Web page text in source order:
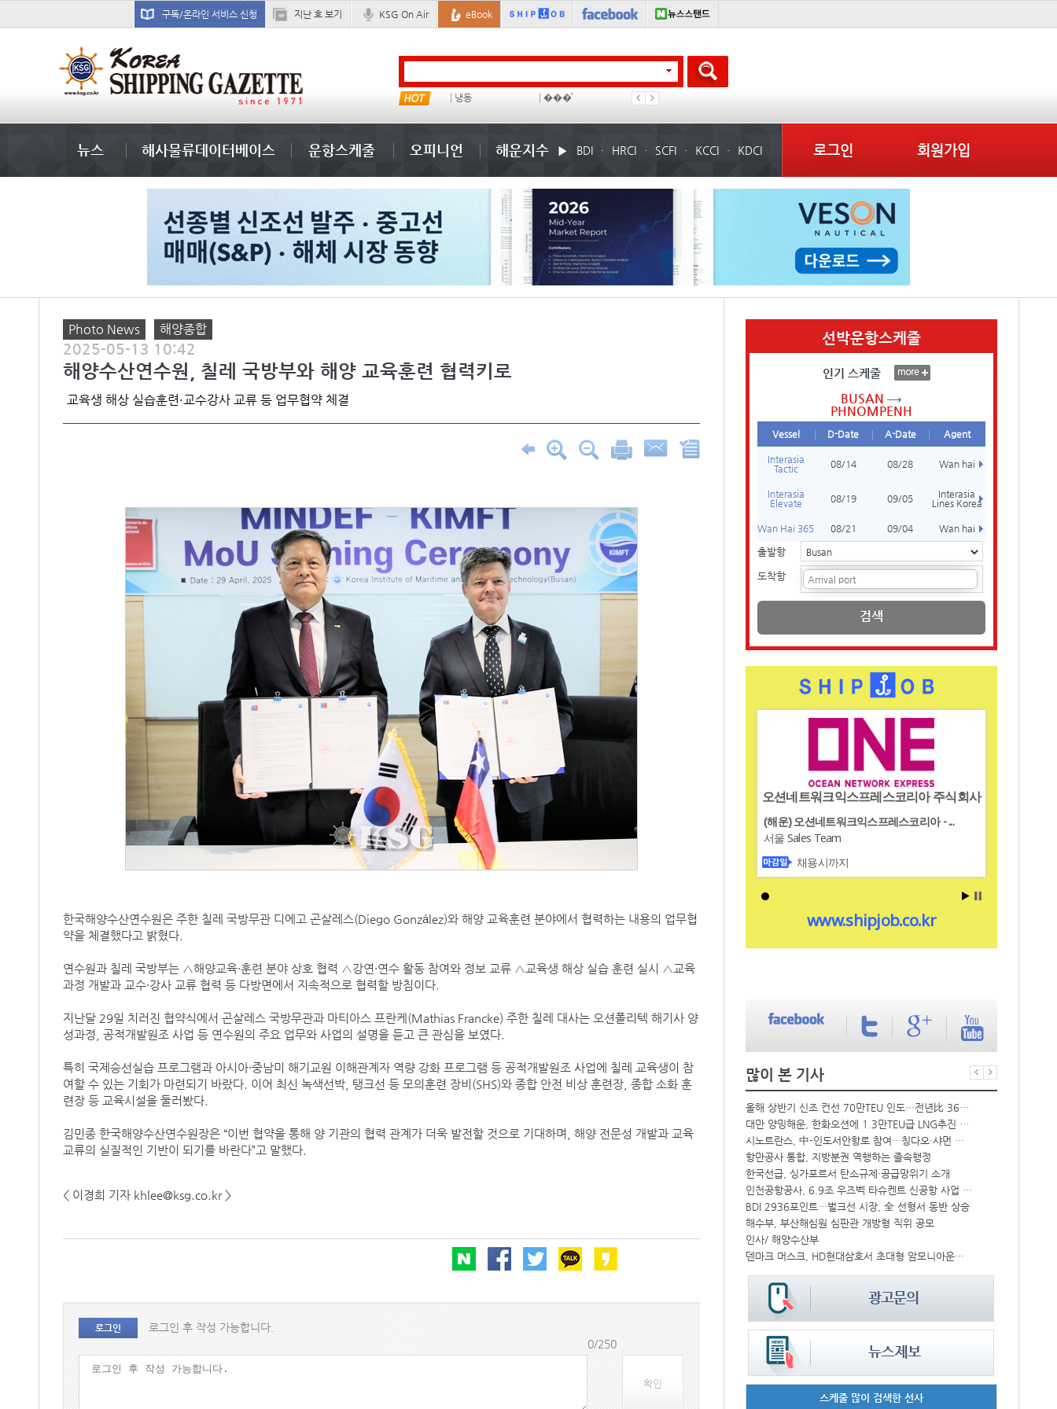
구독/온라인 서비스 신청 지난 호 보기 KSG On Air eBook
미국 컨테이너 임대사 석도 냉동 ���ͤ 미국
뉴스 해사물류데이터베이스 운항스케줄 오피니언 해운지수 BDI HRCI SCFI KCCI KDCI 로그인 회원가입
Photo News 해양종합
2025-05-13 10:42
해양수산연수원, 칠레 국방부와 해양 교육훈련 협력키로
교육생 해상 실습훈련·교수강사 교류 등 업무협약 체결
한국해양수산연수원은 주한 칠레 국방무관 디에고 곤살레스(Diego González)와 해양 교육훈련 분야에서 협력하는 내용의 업무협
약을 체결했다고 밝혔다.
연수원과 칠레 국방부는 △해양교육·훈련 분야 상호 협력 △강연·연수 활동 참여와 정보 교류 △교육생 해상 실습 훈련 실시 △교육
과정 개발과 교수·강사 교류 협력 등 다방면에서 지속적으로 협력할 방침이다.
지난달 29일 치러진 협약식에서 곤살레스 국방무관과 마티아스 프란케(Mathias Francke) 주한 칠레 대사는 오션폴리텍 해기사 양
성과정, 공적개발원조 사업 등 연수원의 주요 업무와 사업의 설명을 듣고 큰 관심을 보였다.
특히 국제승선실습 프로그램과 아시아·중남미 해기교원 이해관계자 역량 강화 프로그램 등 공적개발원조 사업에 칠레 교육생이 참
여할 수 있는 기회가 마련되기 바랐다. 이어 최신 녹색선박, 탱크선 등 모의훈련 장비(SHS)와 종합 안전 비상 훈련장, 종합 소화 훈
련장 등 교육시설을 둘러봤다.
김민종 한국해양수산연수원장은 “이번 협약을 통해 양 기관의 협력 관계가 더욱 발전할 것으로 기대하며, 해양 전문성 개발과 교육
교류의 실질적인 기반이 되기를 바란다”고 말했다.
< 이경희 기자 khlee@ksg.co.kr >
로그인
로그인 후 작성 가능합니다.
0/250
확인
선박운항스케줄
인기 스케줄
BUSAN
PHNOMPENH
Vessel D-Date A-Date Agent
Interasia
Tactic
08/14 08/28 Wan hai
Interasia
Elevate
08/19 09/05
Interasia
Lines Korea
Wan Hai 365 08/21 09/04 Wan hai
출발항
도착항
검색
많이 본 기사
페덱스, 광저우-시드니 직항 화물노선 개설
올해 상반기 신조 컨선 70만TEU 인도…전년比 36% 감소
대만 양밍해운, 한화오션에 1.3만TEU급 LNG추진 컨선 6척 발주
시노트란스, 中-인도서안항로 참여…칭다오·샤먼 직항
항만공사 통합, 지방분권 역행하는 졸속행정
한국선급, 싱가포르서 탄소규제·공급망위기 소개
인천공항공사, 6.9조 우즈벡 타슈켄트 신공항 사업 참여
BDI 2936포인트…벌크선 시장, 全 선형서 동반 상승
해수부, 부산해심원 심판관 개방형 직위 공모
인사/ 해양수산부
덴마크 머스크, HD현대삼호서 초대형 암모니아운반선 인도받아
스케줄 많이 검색한 선사